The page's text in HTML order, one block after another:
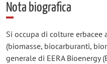
Nota biografica
Si occupa di colture
(biomasse, biocarburanti,
generale di EERA Bioenergy